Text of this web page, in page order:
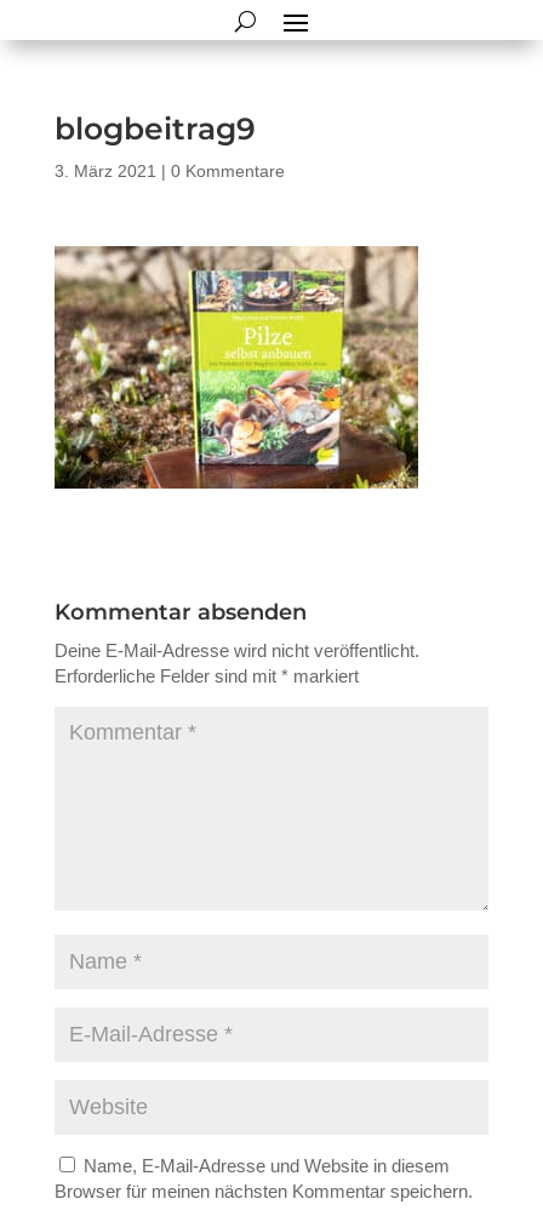
blogbeitrag9
3. März 2021 | 0 Kommentare
Kommentar absenden
Deine E-Mail-Adresse wird nicht veröffentlicht.
Erforderliche Felder sind mit *markiert
Name, E-Mail-Adresse und Website in diesem
Browser für meinen nächsten Kommentar speichern.